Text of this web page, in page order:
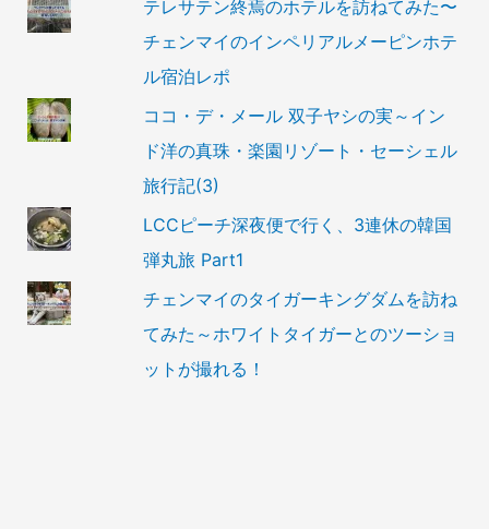
テレサテン終焉のホテルを訪ねてみた〜
チェンマイのインペリアルメーピンホテ
ル宿泊レポ
ココ・デ・メール 双子ヤシの実～イン
ド洋の真珠・楽園リゾート・セーシェル
旅行記(3)
LCCピーチ深夜便で行く、3連休の韓国
弾丸旅 Part1
チェンマイのタイガーキングダムを訪ね
てみた～ホワイトタイガーとのツーショ
ットが撮れる！